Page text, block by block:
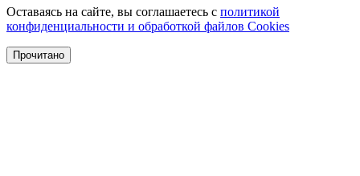
Оставаясь на сайте, вы соглашаетесь с политикой
конфиденциальности и обработкой файлов Cookies
Прочитано